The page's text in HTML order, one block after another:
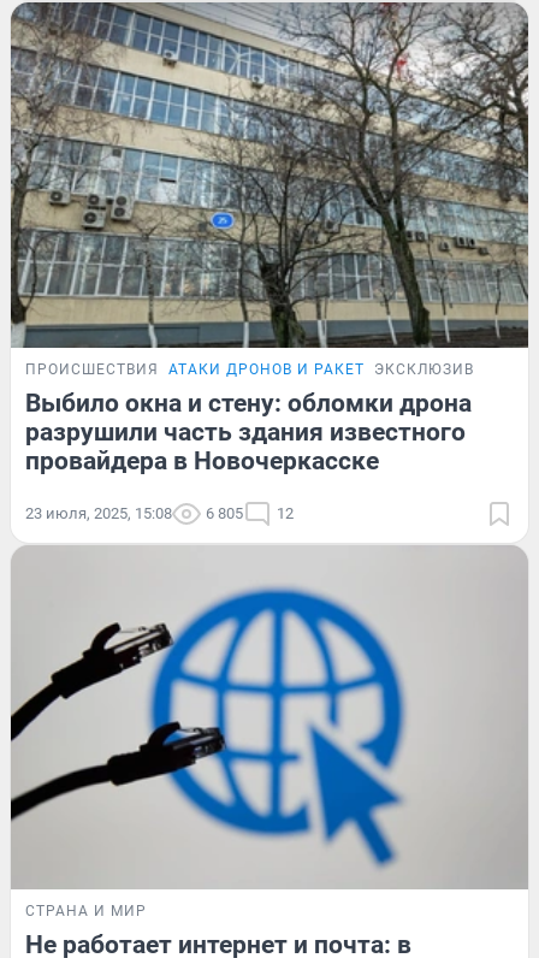
ПРОИСШЕСТВИЯ АТАКИ ДРОНОВ И РАКЕТ ЭКСКЛЮЗИВ
Выбило окна и стену: обломки дрона
разрушили часть здания известного
провайдера в Новочеркасске
23 июля, 2025, 15:08 6 805 12
СТРАНА И МИР
Не работает интернет и почта: в